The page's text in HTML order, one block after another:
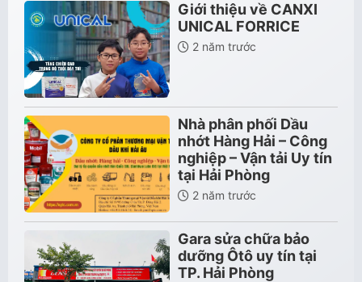
Giới thiệu về CANXI
UNICAL FORRICE
2 năm trước
Nhà phân phối Dầu
nhớt Hàng Hải – Công
nghiệp – Vận tải Uy tín
tại Hải Phòng
2 năm trước
Gara sửa chữa bảo
dưỡng Ôtô uy tín tại
TP. Hải Phòng